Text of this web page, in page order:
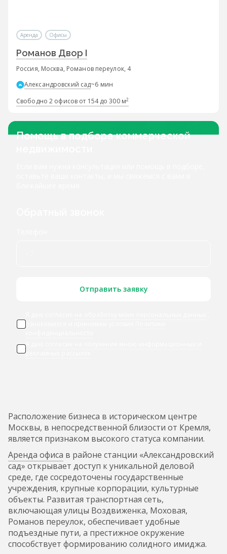
Аренда Офисы
Романов Двор I
Россия, Москва, Романов переулок, 4
Александровский сад~6 мин
Свободно 2 офисов от 154 до 300 м2
Помощь в подборе коммерческой
Отправить заявку
ознакомился и принимаю условия
Я даю
рекламных рассылок
Расположение бизнеса в историческом центре
Москвы, в непосредственной близости от Кремля,
является признаком высокого статуса компании.
Аренда офиса в районе станции «Александровский
сад» открывает доступ к уникальной деловой
среде, где сосредоточены государственные
учреждения, крупные корпорации, культурные
объекты. Развитая транспортная сеть,
включающая улицы Воздвиженка, Моховая,
Романов переулок, обеспечивает удобные
подъездные пути, а престижное окружение
способствует формированию солидного имиджа.